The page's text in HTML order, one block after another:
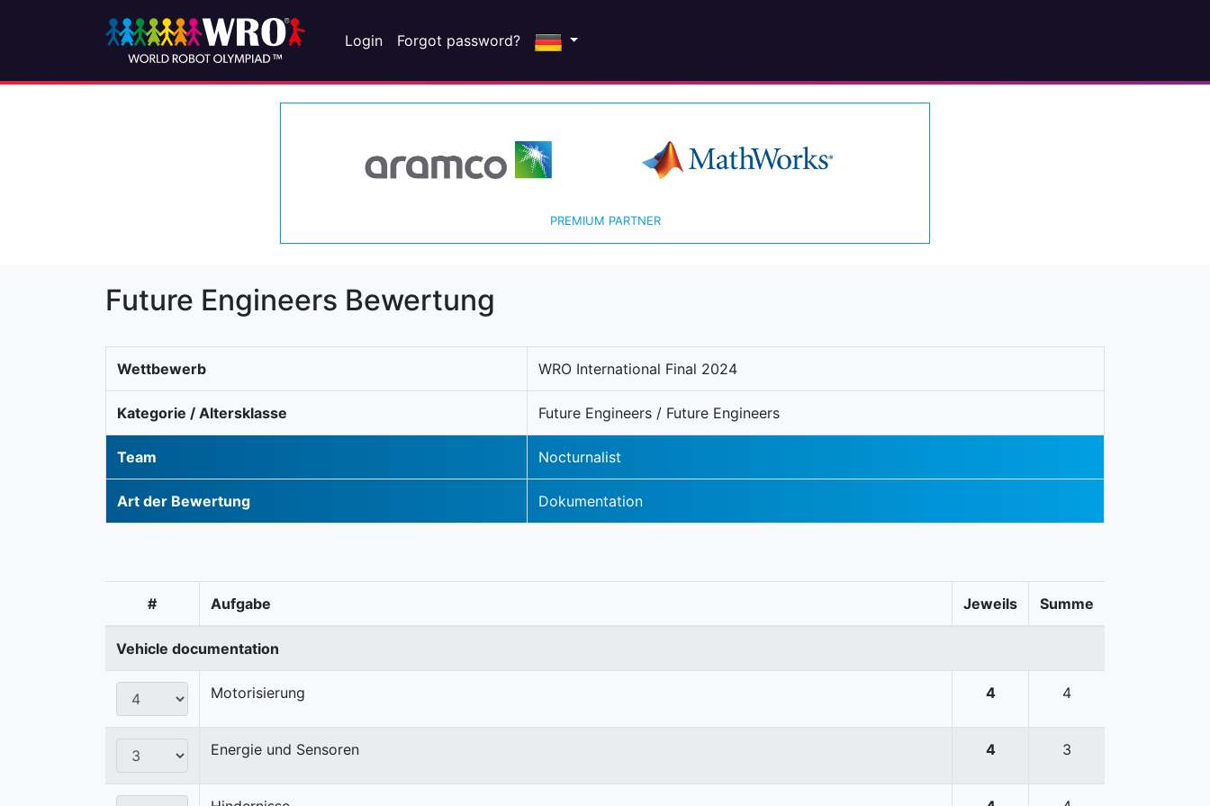
Login Forgot password?
PREMIUM PARTNER
Future Engineers Bewertung
Wettbewerb WRO International Final 2024
Kategorie / Altersklasse Future Engineers / Future Engineers
Team Nocturnalist
Art der Bewertung Dokumentation
# Aufgabe Jeweils Summe
Vehicle documentation
Motorisierung 4 4
Energie und Sensoren 4 3